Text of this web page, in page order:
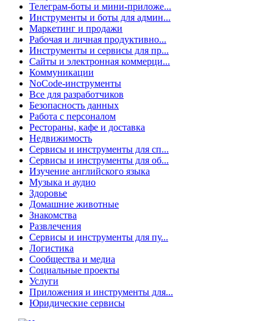
Телеграм-боты и мини-приложе...
Инструменты и боты для админ...
Маркетинг и продажи
Рабочая и личная продуктивно...
Инструменты и сервисы для пр...
Сайты и электронная коммерци...
Коммуникации
NoCode-инструменты
Все для разработчиков
Безопасность данных
Работа с персоналом
Рестораны, кафе и доставка
Недвижимость
Сервисы и инструменты для сп...
Сервисы и инструменты для об...
Изучение английского языка
Музыка и аудио
Здоровье
Домашние животные
Знакомства
Развлечения
Сервисы и инструменты для пу...
Логистика
Сообщества и медиа
Социальные проекты
Услуги
Приложения и инструменты для...
Юридические сервисы